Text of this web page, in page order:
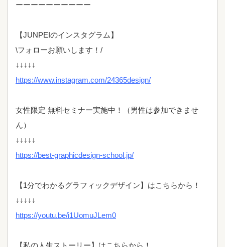
ーーーーーーーーーー
【JUNPEIのインスタグラム】
\フォローお願いします！/
↓↓↓↓↓
https://www.instagram.com/24365design/
女性限定 無料セミナー実施中！（男性は参加できませ
ん）
↓↓↓↓↓
https://best-graphicdesign-school.jp/
【1分でわかるグラフィックデザイン】はこちらから！
↓↓↓↓↓
https://youtu.be/i1UomuJLem0
【私の人生ストーリー】はこちらから！